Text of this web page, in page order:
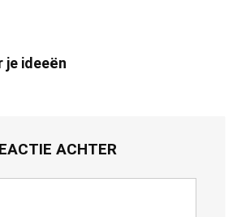
je ideeën
ACHTER